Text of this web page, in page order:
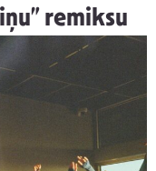
remiksu